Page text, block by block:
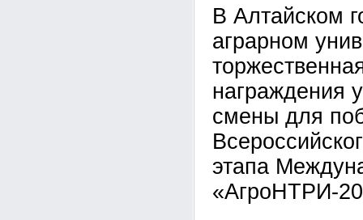
В Алтайском
аграрном
награждения
смены для
этапа
«АгроНТРИ-